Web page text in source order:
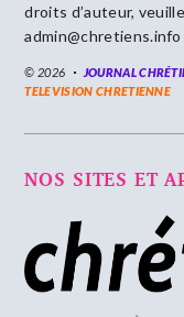
droits d’auteur,
admin@chretiens.info
© 2026 JOURNAL
TELEVISION CHRETIENNE
NOS SITES ET